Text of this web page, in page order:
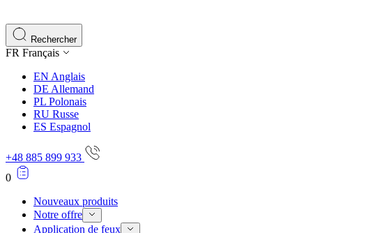
Rechercher
FR Français
EN Anglais
DE Allemand
PL Polonais
RU Russe
ES Espagnol
+48 885 899 933
0
Nouveaux produits
Notre offre
Application de feux